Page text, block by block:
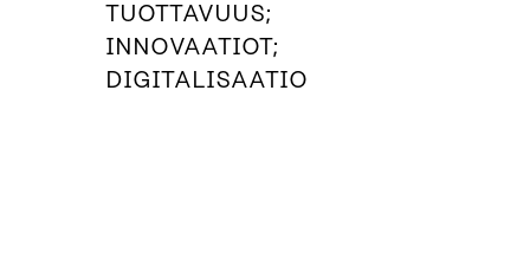
TUOTTAVUUS;
INNOVAATIOT;
DIGITALISAATIO